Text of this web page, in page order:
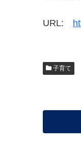
URL:
子育て